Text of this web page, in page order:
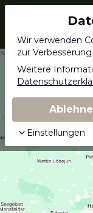
Wir verwenden
zur
Weitere
Einstellungen